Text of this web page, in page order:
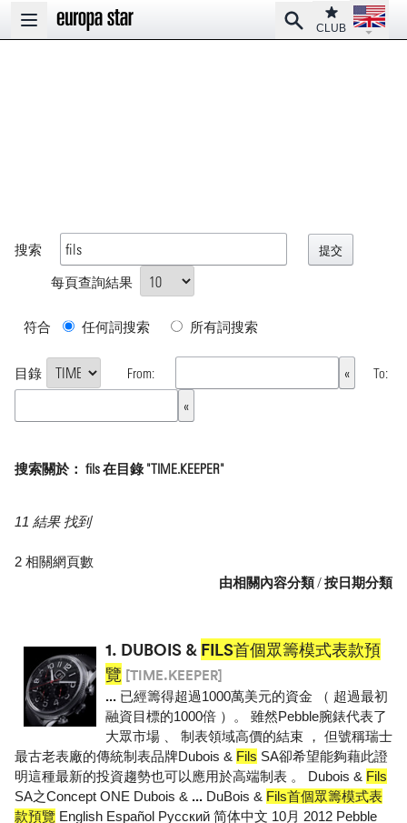
Open main menu
SearchClub
CLUB
Open
搜索
每頁查詢結果
符合 任何詞搜索 所有詞搜索
目錄 From: To:
搜索關於： fils 在目錄 "TIME.KEEPER"
11 結果 找到
2 相關網頁數
由相關內容分類/按日期分類
1. DUBOIS & FILS首個眾籌模式表款預
覽 [TIME.KEEPER]
... 已經籌得超過1000萬美元的資金 （ 超過最初
融資目標的1000倍 ）。 雖然Pebble腕錶代表了
大眾市場 、 制表領域高價的結束 ， 但號稱瑞士
最古老表廠的傳統制表品牌Dubois & Fils SA卻希望能夠藉此證
明這種最新的投資趨勢也可以應用於高端制表 。 Dubois & Fils
SA之Concept ONE Dubois & ... DuBois & Fils首個眾籌模式表
款預覽 English Español Pусский 简体中文 10月 2012 Pebble